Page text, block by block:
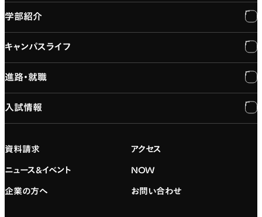
大学紹介
学長メッセージ
大学概要と組織図
建学の精神
デジタルハリウッド校友会
学部紹介
学部紹介
専門：3DCG・VFX
専門：ゲーム・プログラミング
専門：グラフィックデザイン
キャンパスライフ
キャンパスライフ
施設紹介
進路・就職
進路・就職
就職実績
入試情報
アドミッション・ポリシー
資料請求 アクセス
ニュース&イベント NOW
企業の方へ お問い合わせ